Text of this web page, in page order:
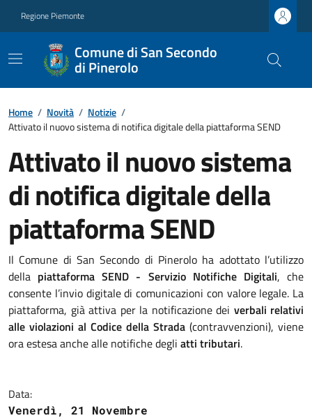
Regione Piemonte
Comune di San Secondo
di Pinerolo
Home / Novità / Notizie /
Attivato il nuovo sistema di notifica digitale della piattaforma SEND
Attivato il nuovo sistema
di notifica digitale della
piattaforma SEND
Il Comune di San Secondo di Pinerolo ha adottato l’utilizzo
della piattaforma SEND - Servizio Notifiche Digitali, che
consente l’invio digitale di comunicazioni con valore legale. La
piattaforma, già attiva per la notificazione dei verbali relativi
alle violazioni al Codice della Strada (contravvenzioni), viene
ora estesa anche alle notifiche degli atti tributari.
Data:
Venerdì, 21 Novembre